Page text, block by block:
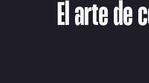
El arte de